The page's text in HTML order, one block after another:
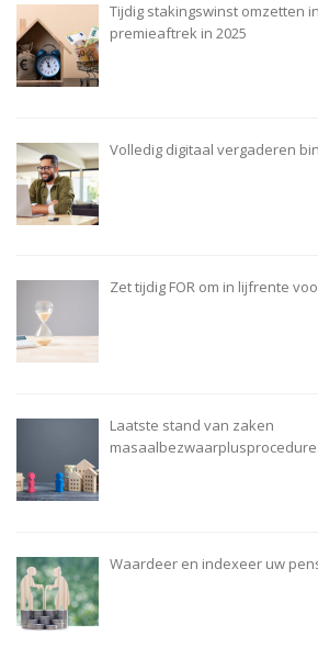
Tijdig stakingswinst omzetten
premieaftrek in 2025
Volledig digitaal vergaderen
Zet tijdig FOR om in lijfrente
Laatste stand van zaken
Waardeer en indexeer uw